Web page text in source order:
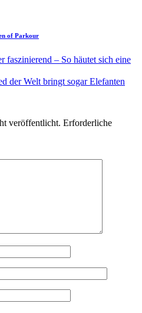
of Parkour
faszinierend – So häutet sich eine
der Welt bringt sogar Elefanten
veröffentlicht. Erforderliche